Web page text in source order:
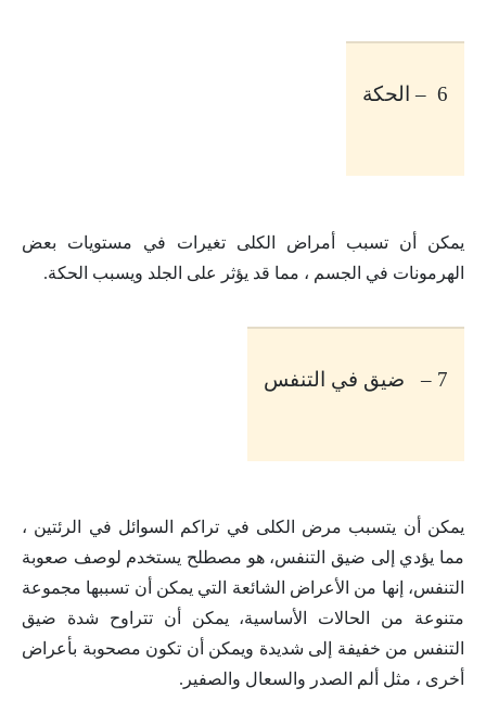
6 – الحكة
يمكن أن تسبب أمراض الكلى تغيرات في مستويات بعض
الهرمونات في الجسم ، مما قد يؤثر على الجلد ويسبب الحكة.
7 – ضيق في التنفس
يمكن أن يتسبب مرض الكلى في تراكم السوائل في الرئتين ،
مما يؤدي إلى ضيق التنفس، هو مصطلح يستخدم لوصف صعوبة
التنفس، إنها من الأعراض الشائعة التي يمكن أن تسببها مجموعة
متنوعة من الحالات الأساسية، يمكن أن تتراوح شدة ضيق
التنفس من خفيفة إلى شديدة ويمكن أن تكون مصحوبة بأعراض
أخرى ، مثل ألم الصدر والسعال والصفير .